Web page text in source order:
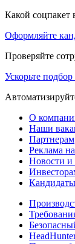
Какой соцпакет
Оформляйте
Проверяйте
Ускорьте
О
Наши
Партнерам
Реклама
Новости и